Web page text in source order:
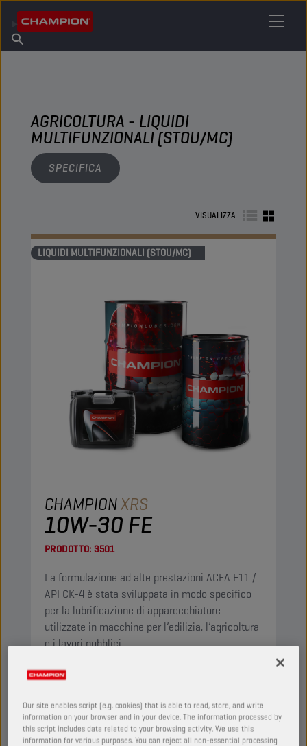
Informazioni su Champion
Trova un punto vendita
AGRICOLTURA - LIQUIDI
MULTIFUNZIONALI (STOU/MC)
SPECIFICA
VISUALIZZA
LIQUIDI MULTIFUNZIONALI (STOU/MC)
CHAMPIONXRS
10W-30 FE
PRODOTTO: 3501
La formulazione ad alte prestazioni ACEA E11 /
API CK-4 è stata sviluppata in modo specifico
per la lubrificazione di apparecchiature
utilizzate in macchine per l’edilizia, l’agricoltura
e i lavori pubblici.
Visualizza
LIQUIDI MULTIFUNZIONALI (STOU/MC)
Our site enables script (e.g. cookies) that is able to read, store, and write
information on your browser and in your device. The information processed by
this script includes data related to your browsing activity. We use this
information for various purposes. You can reject all non-essential processing